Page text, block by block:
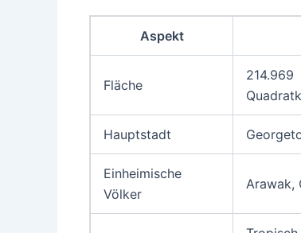
Aspekt
Fläche
214.969
Hauptstadt
Einheimische
Völker
Arawak,